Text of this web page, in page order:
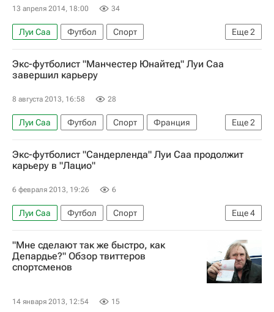
13 апреля 2014, 18:00 34
Еще2
Луи Саа Футбол
Спорт
Атлетико (Мадрид)
Эрнан Креспо
Экс-футболист "Манчестер Юнайтед" Луи Саа
завершил карьеру
8 августа 2013, 16:58 28
Еще2
Луи Саа Футбол Спорт
Франция
Лацио
Манчестер Юнайтед
Экс-футболист "Сандерленда" Луи Саа продолжит
карьеру в "Лацио"
6 февраля 2013, 19:26 6
Еще4
Луи Саа Футбол
Спорт
Серия А 2026-2027 (Чемпионат Италии по футболу)
АПЛ 2026-2027 (Чемпионат Англии по футболу)
Лацио
Сандерленд
"Мне сделают так же быстро, как
Депардье?" Обзор твиттеров
спортсменов
14 января 2013, 12:54 15